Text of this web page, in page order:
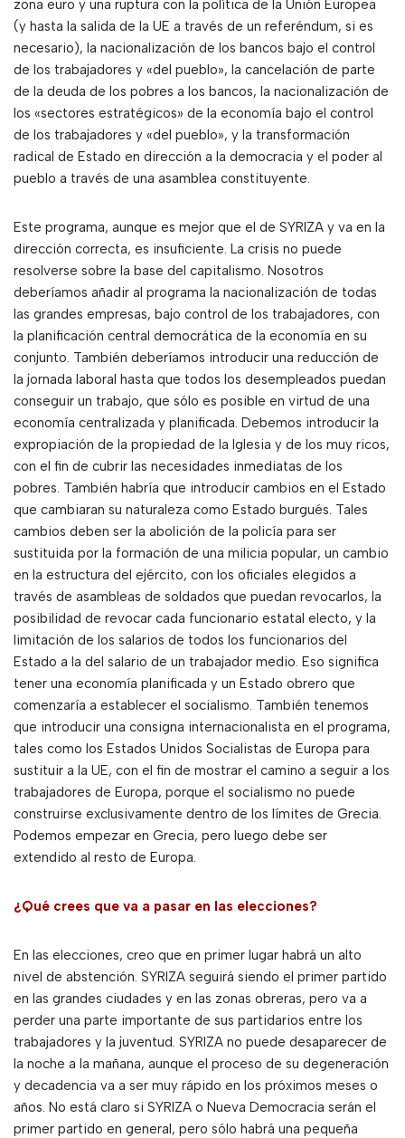
zona euro y una ruptura con la política de la Unión Europea
(y hasta la salida de la UE a través de un referéndum, si es
necesario), la nacionalización de los bancos bajo el control
de los trabajadores y «del pueblo», la cancelación de parte
de la deuda de los pobres a los bancos, la nacionalización de
los «sectores estratégicos» de la economía bajo el control
de los trabajadores y «del pueblo», y la transformación
radical de Estado en dirección a la democracia y el poder al
pueblo a través de una asamblea constituyente.
Este programa, aunque es mejor que el de SYRIZA y va en la
dirección correcta, es insuficiente. La crisis no puede
resolverse sobre la base del capitalismo. Nosotros
deberíamos añadir al programa la nacionalización de todas
las grandes empresas, bajo control de los trabajadores, con
la planificación central democrática de la economía en su
conjunto. También deberíamos introducir una reducción de
la jornada laboral hasta que todos los desempleados puedan
conseguir un trabajo, que sólo es posible en virtud de una
economía centralizada y planificada. Debemos introducir la
expropiación de la propiedad de la Iglesia y de los muy ricos,
con el fin de cubrir las necesidades inmediatas de los
pobres. También habría que introducir cambios en el Estado
que cambiaran su naturaleza como Estado burgués. Tales
cambios deben ser la abolición de la policía para ser
sustituida por la formación de una milicia popular, un cambio
en la estructura del ejército, con los oficiales elegidos a
través de asambleas de soldados que puedan revocarlos, la
posibilidad de revocar cada funcionario estatal electo, y la
limitación de los salarios de todos los funcionarios del
Estado a la del salario de un trabajador medio. Eso significa
tener una economía planificada y un Estado obrero que
comenzaría a establecer el socialismo. También tenemos
que introducir una consigna internacionalista en el programa,
tales como los Estados Unidos Socialistas de Europa para
sustituir a la UE, con el fin de mostrar el camino a seguir a los
trabajadores de Europa, porque el socialismo no puede
construirse exclusivamente dentro de los límites de Grecia.
Podemos empezar en Grecia, pero luego debe ser
extendido al resto de Europa.
¿Qué crees que va a pasar en las elecciones?
En las elecciones, creo que en primer lugar habrá un alto
nivel de abstención. SYRIZA seguirá siendo el primer partido
en las grandes ciudades y en las zonas obreras, pero va a
perder una parte importante de sus partidarios entre los
trabajadores y la juventud. SYRIZA no puede desaparecer de
la noche a la mañana, aunque el proceso de su degeneración
y decadencia va a ser muy rápido en los próximos meses o
años. No está claro si SYRIZA o Nueva Democracia serán el
primer partido en general, pero sólo habrá una pequeña